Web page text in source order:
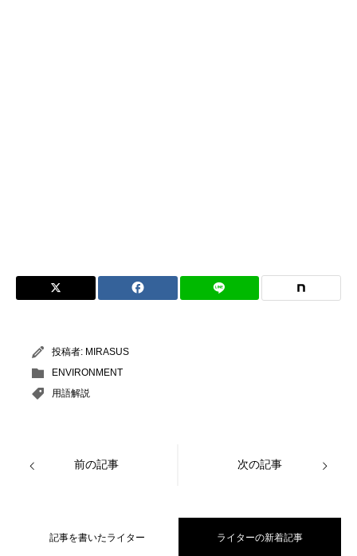
投稿者: MIRASUS
ENVIRONMENT
用語解説
前の記事 次の記事
記事を書いたライター ライターの新着記事